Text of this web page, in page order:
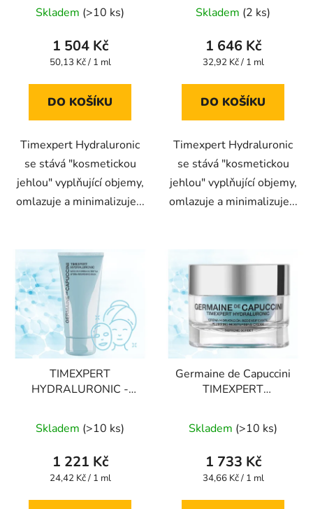
Hyaluronic 3D Force
Hydratační a vyplňující
Skladem (>10 ks)
1 504 Kč
Měrná
50,13 Kč / 1 ml
DO KOŠÍKU
Timexpert Hydraluronic
se stává "kosmetickou
jehlou" vyplňující objemy,
omlazuje a minimalizuje...
Hydratační gel-krém
Soft Sorbet 50 ml
Skladem (2 ks)
1 646 Kč
Měrná
32,92 Kč / 1 ml
DO KOŠÍKU
Timexpert Hydraluronic
se stává "kosmetickou
jehlou" vyplňující objemy,
omlazuje a minimalizuje...
TIMEXPERT
HYDRALURONIC -
NUTRITIVNÍ MASKA
jako noční krém 50 ml
Skladem (>10 ks)
1 221 Kč
Měrná
24,42 Kč / 1 ml
Germaine de Capuccini
TIMEXPERT
SUPREME SORBET
vyplňující hydratační
Skladem (>10 ks)
1 733 Kč
Měrná
34,66 Kč / 1 ml